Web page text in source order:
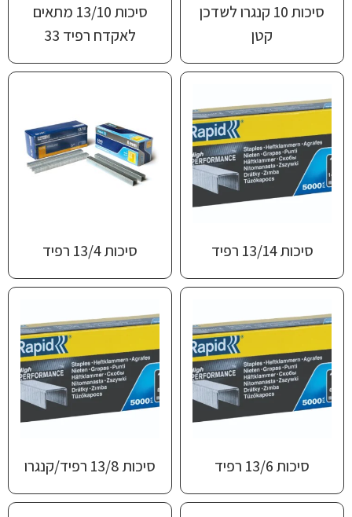
סיכות 10 קנגרו לשדכן
קטן
סיכות 13/10 מתאים
לאקדח ‎רפיד 33
סיכות 13/14 ‎רפיד סיכות 13/4 ‎רפיד
סיכות 13/6 ‎רפיד סיכות 13/8 ‎רפיד/קנגרו